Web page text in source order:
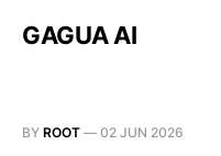
GAGUA AI
BY ROOT — 02 JUN 2026